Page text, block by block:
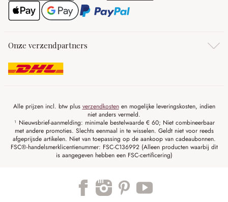
Onze verzendpartners
Alle prijzen incl. btw plus verzendkostenen mogelijke leveringskosten, indien
niet anders vermeld.
¹ Nieuwsbrief-aanmelding: minimale bestelwaarde € 60; Niet combineerbaar
met andere promoties. Slechts eenmaal in te wisselen. Geldt niet voor reeds
afgeprijsde artikelen. Niet van toepassing op de aankoop van cadeaubonnen.
FSC®-handelsmerklicentienummer: FSC-C136992 (Alleen producten waarbij dit
is aangegeven hebben een FSC-certificering)